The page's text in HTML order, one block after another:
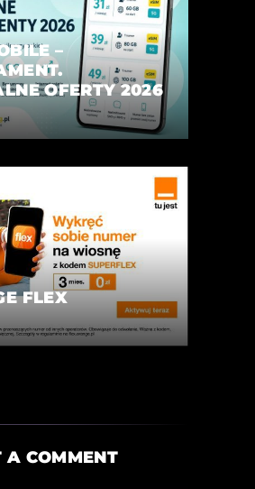
–
OFERTY 2026
FLEX
A COMMENT